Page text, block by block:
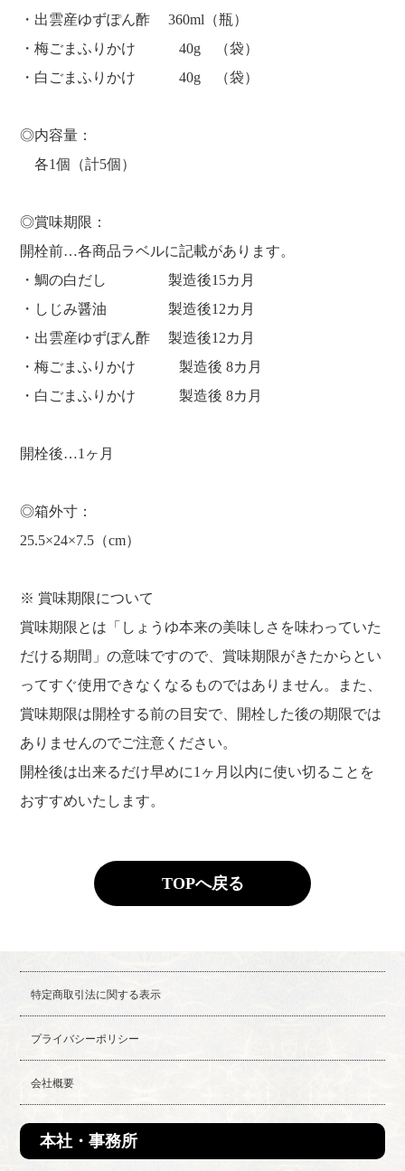
・出雲産ゆずぽん酢 360ml（瓶）
・梅ごまふりかけ 40g （袋）
・白ごまふりかけ 40g （袋）
◎内容量：
各1個（計5個）
◎賞味期限：
開栓前…各商品ラベルに記載があります。
・鯛の白だし 製造後15カ月
・しじみ醤油 製造後12カ月
・出雲産ゆずぽん酢 製造後12カ月
・梅ごまふりかけ 製造後 8カ月
・白ごまふりかけ 製造後 8カ月
開栓後…1ヶ月
◎箱外寸：
25.5×24×7.5（cm）
※ 賞味期限について
賞味期限とは「しょうゆ本来の美味しさを味わっていた
だける期間」の意味ですので、賞味期限がきたからとい
ってすぐ使用できなくなるものではありません。また、
賞味期限は開栓する前の目安で、開栓した後の期限では
ありませんのでご注意ください。
開栓後は出来るだけ早めに1ヶ月以内に使い切ることを
おすすめいたします。
TOPへ戻る
特定商取引法に関する表示
プライバシーポリシー
会社概要
本社・事務所